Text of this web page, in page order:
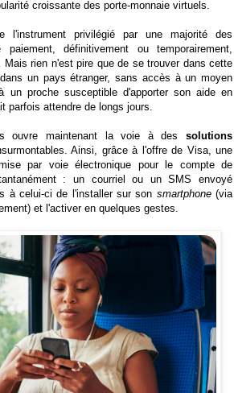
croissante des porte-monnaie virtuels.
l'instrument privilégié par une majorité des
définitivement ou temporairement,
Mais rien n'est pire que de se trouver dans cette
un pays étranger, sans accès à un moyen
un proche susceptible d'apporter son aide en
parfois attendre de longs jours.
ouvre maintenant la voie à des solutions
Ainsi, grâce à l'offre de Visa, une
par voie électronique pour le compte de
: un courriel ou un SMS envoyé
à celui-ci de l'installer sur son smartphone(via
et l'activer en quelques gestes.